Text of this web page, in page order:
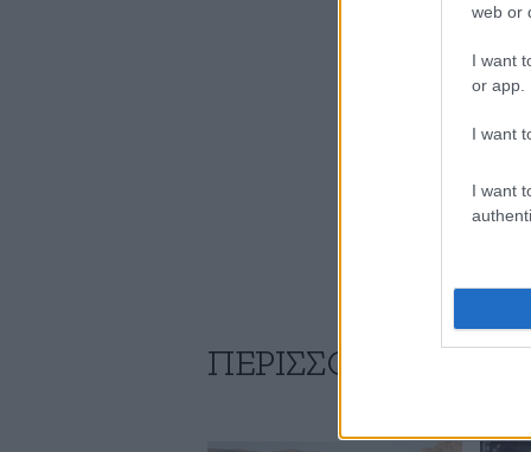
web or
I want
or app.
I want
I want
ΠΕΡΙΣΣΟΤΕΡΑ ΑΠΟ